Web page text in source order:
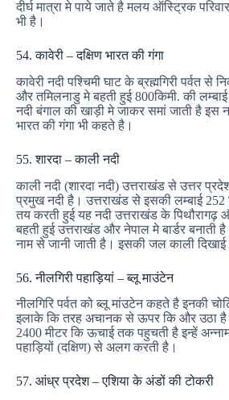
दीर्घ मात्रा मे पाये जाते है मलय ऑस्ट्रिक
भी है।
54. कावेरी – दक्षिण भारत की गंगा
कावेरी नदी पश्चिमी घाट के ब्रह्मगिरी पर्वत से
और तमिलनाडु मे बहती हुई 800किमी. की
नदी बंगाल की खाड़ी मे जाकर समां जाती है इस
भारत की गंगा भी कहते है।
55. शारदा – काली नदी
काली नदी (शारदा नदी) उत्तराखंड से उत्तर
प्रमुख नदी है। उत्तराखंड से इसकी लम्बाई 252
तय करती हुई यह नदी उत्तराखंड के पिथौरागढ़
बहती हुई उत्तराखंड और नेपाल मे बार्डर बनाती
नाम से जानी जाती है। इसकी जल काली दिखाई
56. नीलगिरी पहाड़ियां – ब्लू माउंटेन
नीलगिरि पर्वत को ब्लू मांउटेन कहते है इनकी
इलाके कि तरह अचानक से ऊपर कि और उठा है
2400 मीटर कि ऊचाई तक पहुचती है इन्हें
पहाड़ियों (दक्षिण) से अलग करती है।
57. आंध्र प्रदेश – एशिया के अंडों की टोकरी